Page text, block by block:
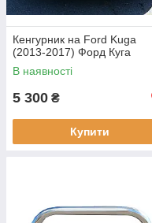
Кенгурник на Ford Kuga
(2013-2017) Форд Куга
В наявності
5 300 ₴
Купити